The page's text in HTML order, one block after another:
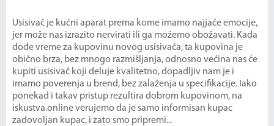
Usisivač je kućni aparat prema kome imamo najjače emocije,
jer može nas izrazito nervirati ili ga možemo obožavati. Kada
dođe vreme za kupovinu novog usisivača, ta kupovina je
obično brza, bez mnogo razmišljanja, odnosno većina nas će
kupiti usisivač koji deluje kvalitetno, dopadljiv nam je i
imamo poverenja u brend, bez zalaženja u specifikacije. Iako
ponekad i takav pristup rezultira dobrom kupovinom, na
iskustva.online verujemo da je samo informisan kupac
zadovoljan kupac, i zato smo pripremi...